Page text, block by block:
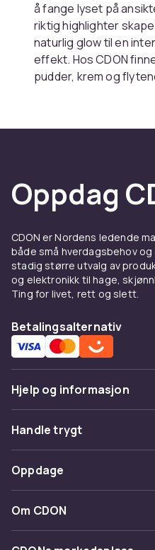
å fange lyset på
riktig highlighter
naturlig glow til en
effekt. Hos CDON
pudder, krem og
highlighter
smelter inn i huden og
innenfra, mens
heldekkende glans.
lysreflekterende
Hvor påfører
Påfør highlighter på
cupid's bow og det
øyenbrynsbenet.
naturlig og gir
Velg riktig
hudtone
rosatoner, mens
ferskentoner. Mørk
Oppdag
CDON er Nordens ledende
både små hverdagsbehov
stadig større utvalg av
og elektronikk til hage,
Ting for livet, rett og slett.
Betalingsalternativ
Hjelp og informasjon
Vanlige spørsmål
Spor pakke
Angre & returner her
Kontakt oss
Handle trygt
Betaling
Levering
Oppdage
Kategorier
Varemerker
Om CDON
Om oss